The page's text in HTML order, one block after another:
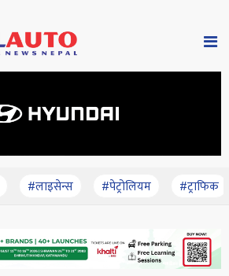
#लाइसेन्स #पेट्रोलियम #ट्राफिक